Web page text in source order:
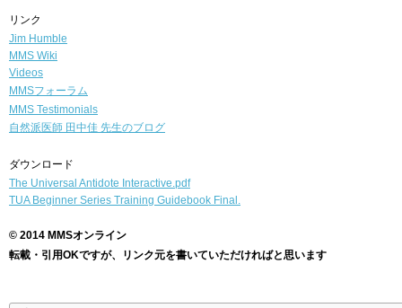
リンク
Jim Humble
MMS Wiki
Videos
MMSフォーラム
MMS Testimonials
自然派医師 田中佳 先生のブログ
ダウンロード
The Universal Antidote Interactive.pdf
TUA Beginner Series Training Guidebook Final.
© 2014 MMSオンライン
転載・引用OKですが、リンク元を書いていただければと思います